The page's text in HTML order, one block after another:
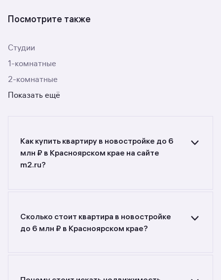
Посмотрите также
Студии
1-комнатные
2-комнатные
Показать ещё
Как купить квартиру в новостройке до 6
млн ₽ в Красноярском крае на сайте
m2.ru?
фильтрами или поиском в разделе.
Сколько стоит квартира в новостройке
до 6 млн ₽ в Красноярском крае?
Площадь составляет от 22,5 до 102,13 кв. м.,